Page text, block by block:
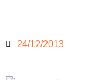
24/12/2013